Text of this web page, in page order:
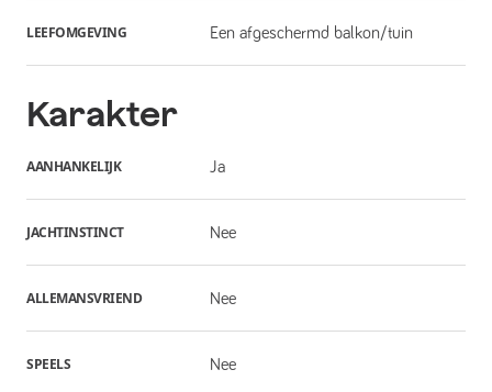
LEEFOMGEVING Een afgeschermd balkon/tuin
Karakter
AANHANKELIJK Ja
JACHTINSTINCT Nee
ALLEMANSVRIEND Nee
SPEELS Nee